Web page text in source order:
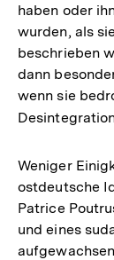
haben oder
wurden, als
beschrieben
dann
wenn sie
Weniger
ostdeutsche
Patrice
und eines